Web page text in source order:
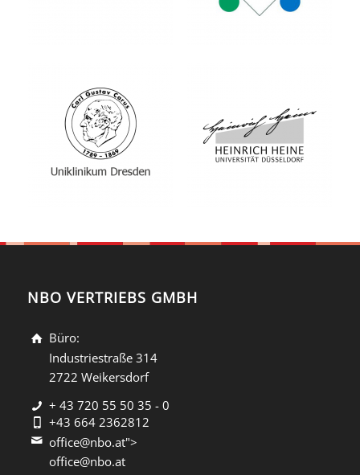
NBO VERTRIEBS GMBH
Büro:
Industriestraße 314
2722 Weikersdorf
+ 43 720 55 50 35 - 0
+43 664 2362812
office@nbo.at">
office@nbo.at